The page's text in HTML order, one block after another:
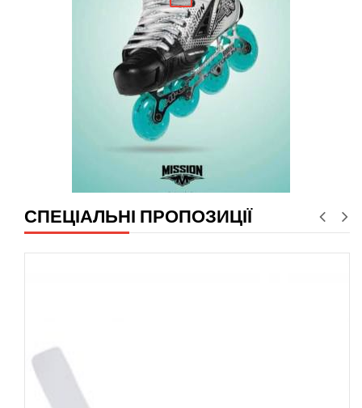
СПЕЦІАЛЬНІ ПРОПОЗИЦІЇ